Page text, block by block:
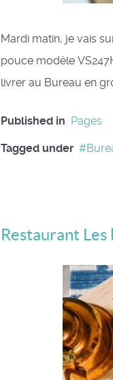
Mardi matin, je vais
pouce modèle
livrer au Bureau en
Published in Pages
Tagged under
Restaurant